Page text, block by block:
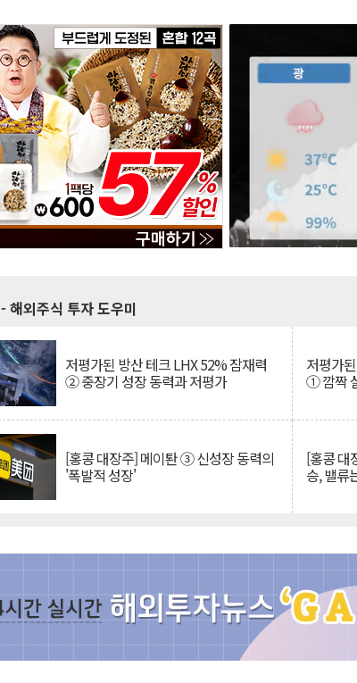
- 해외주식 투자 도우미
저평가된 방산 테크 LHX 52% 잠재력
② 중장기 성장 동력과 저평가
저평가
① 깜짝
[홍콩 대장주] 메이퇀 ③ 신성장 동력의
'폭발적 성장'
[홍콩 대
승, 밸류